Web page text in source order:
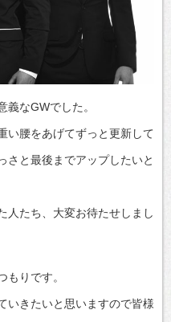
義なGWでした。
い腰をあげてずっと更新して
さと最後までアップしたいと
人たち、大変お待たせしまし
もりです。
いきたいと思いますので皆様